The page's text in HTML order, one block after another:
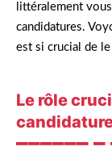
littéralement
candidatures.
est si crucial de
Le rôle